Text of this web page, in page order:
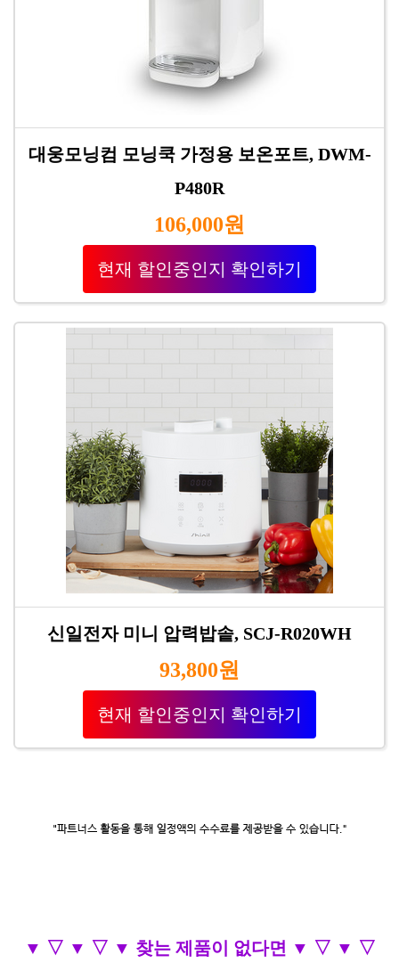
대웅모닝컴 모닝쿡 가정용 보온포트, DWM-
P480R
106,000원
현재 할인중인지 확인하기
신일전자 미니 압력밥솥, SCJ-R020WH
93,800원
현재 할인중인지 확인하기
▼ ▽ ▼ ▽ ▼ 찾는 제품이 없다면 ▼ ▽ ▼ ▽